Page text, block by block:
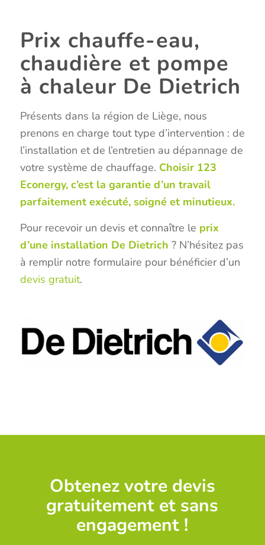
Prix chauffe-eau,
chaudière et pompe
à chaleur De Dietrich
Présents dans la région de Liège, nous
prenons en charge tout type d’intervention : de
l’installation et de l’entretien au dépannage de
votre système de chauffage. Choisir 123
Econergy, c’est la garantie d’un travail
parfaitement exécuté, soigné et minutieux.
Pour recevoir un devis et connaître le prix
d’une installation De Dietrich ? N’hésitez pas
à remplir notre formulaire pour bénéficier d’un
devis gratuit.
Obtenez votre devis
gratuitement et sans
engagement !